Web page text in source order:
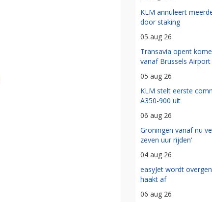
KLM annuleert
door staking
05 aug 26
Transavia opent
vanaf Brussels Airport
05 aug 26
KLM stelt eerste
A350-900 uit
06 aug 26
Groningen vanaf nu
zeven uur rijden'
04 aug 26
easyJet wordt
haakt af
06 aug 26